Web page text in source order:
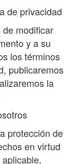
de privacidad
modificar
y a su
los términos
publicaremos
la
protección de
en virtud